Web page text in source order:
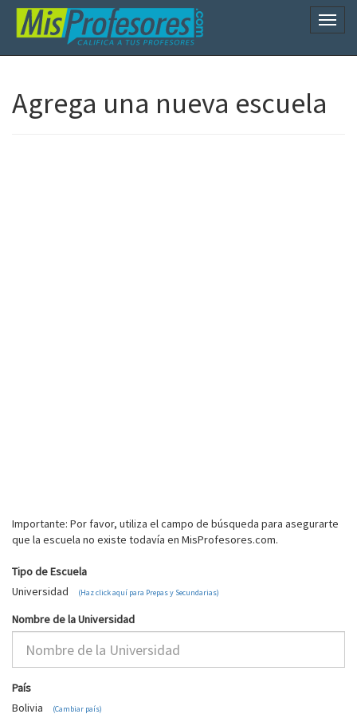
Agrega una nueva escuela
Importante: Por favor, utiliza el campo de búsqueda para asegurarte
que la escuela no existe todavía en MisProfesores.com.
Tipo de Escuela
Universidad
(Haz click aquí para Prepas y Secundarias)
Nombre de la Universidad
País
Bolivia
(Cambiar país)